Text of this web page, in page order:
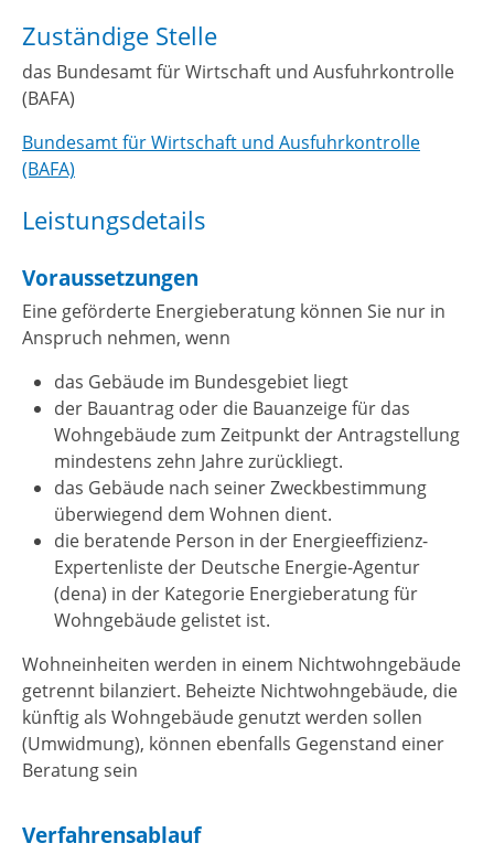
Zuständige Stelle
das Bundesamt für Wirtschaft und Ausfuhrkontrolle
(BAFA)
Bundesamt für Wirtschaft und Ausfuhrkontrolle
(BAFA)
Leistungsdetails
Voraussetzungen
Eine geförderte Energieberatung können Sie nur in
Anspruch nehmen, wenn
das Gebäude im Bundesgebiet liegt
der Bauantrag oder die Bauanzeige für das
Wohngebäude zum Zeitpunkt der Antragstellung
mindestens zehn Jahre zurückliegt.
das Gebäude nach seiner Zweckbestimmung
überwiegend dem Wohnen dient.
die beratende Person in der Energieeffizienz-
Expertenliste der Deutsche Energie-Agentur
(dena) in der Kategorie Energieberatung für
Wohngebäude gelistet ist.
Wohneinheiten werden in einem Nichtwohngebäude
getrennt bilanziert. Beheizte Nichtwohngebäude, die
künftig als Wohngebäude genutzt werden sollen
(Umwidmung), können ebenfalls Gegenstand einer
Beratung sein
Verfahrensablauf